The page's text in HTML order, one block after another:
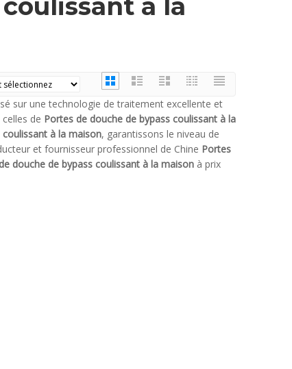
à la
sur une technologie de traitement excellente et
de Portes de douche de bypass coulissant à la
à la maison, garantissons le niveau de
et fournisseur professionnel de Chine Portes
douche de bypass coulissant à la maison à prix